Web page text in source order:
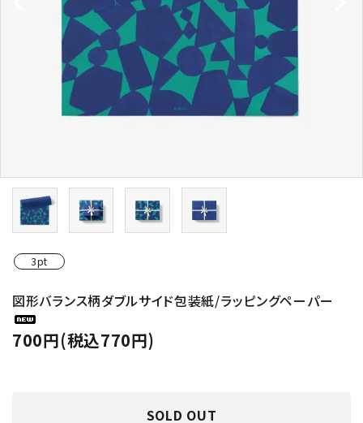
3pt
図形バランス柄ダブルサイド包装紙/ラッピングペーパー
700円(税込770円)
SOLD OUT